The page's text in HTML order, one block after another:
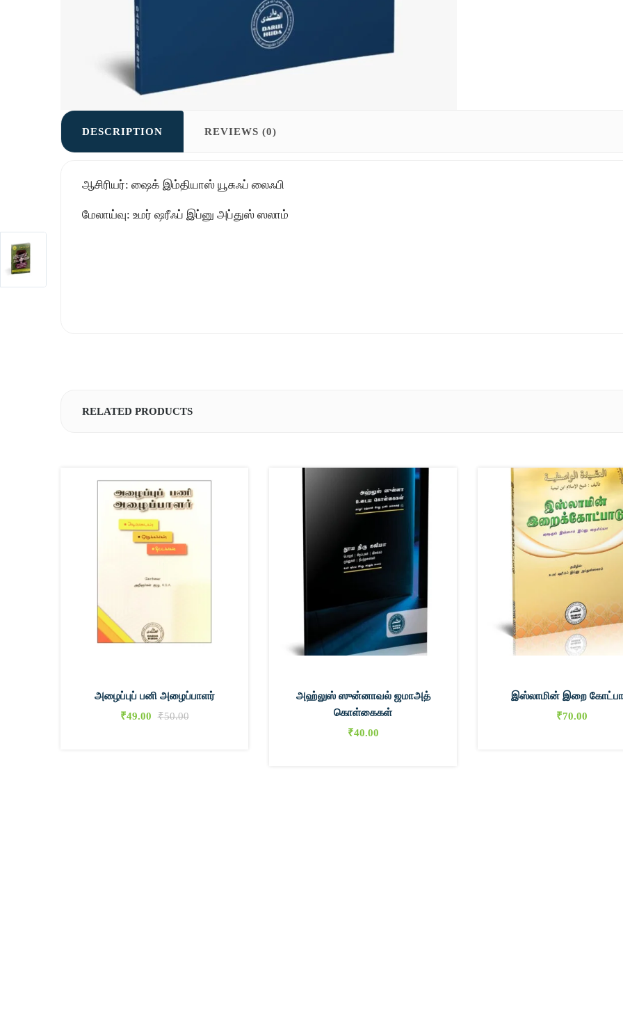
DESCRIPTION REVIEWS (0)
ஆசிரியர்: ஷைக் இம்தியாஸ் யூசுஃப் லைஃபி
மேலாய்வு: உமர் ஷரீஃப் இப்னு அப்துஸ் ஸலாம்
RELATED PRODUCTS
அழைப்புப் பனி அழைப்பாளர்
₹49.00 ₹50.00
அஹ்லுஸ் ஸுன்னாவல் ஜமாஅத்
கொள்கைகள்
₹40.00
இஸ்லாமின் இறை
₹70.00